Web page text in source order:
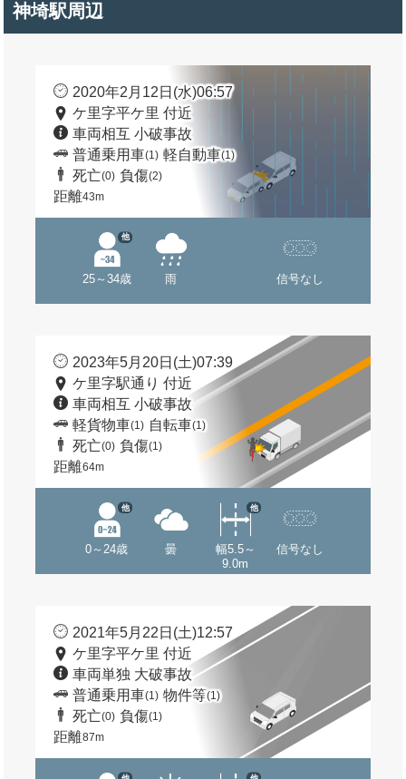
神埼駅周辺
2020年2月12日(水)06:57
ケ里字平ケ里 付近
車両相互 小破事故
普通乗用車(1) 軽自動車(1)
死亡(0) 負傷(2)
距離43m
25～34歳
他
雨 信号なし
2023年5月20日(土)07:39
ケ里字駅通り 付近
車両相互 小破事故
軽貨物車(1) 自転車(1)
死亡(0) 負傷(1)
距離64m
0～24歳
他
曇
幅5.5～
9.0m
他
信号なし
2021年5月22日(土)12:57
ケ里字平ケ里 付近
車両単独 大破事故
普通乗用車(1) 物件等(1)
死亡(0) 負傷(1)
距離87m